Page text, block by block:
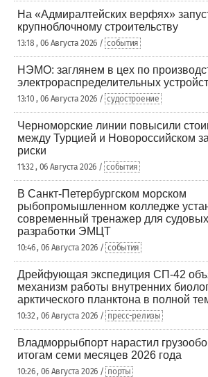
На «Адмиралтейских верфях»
крупноблочному строительству
13:18 , 06 Августа 2026 / события
НЭМО: заглянем в цех по
электрораспределительных
13:10 , 06 Августа 2026 / судостроение
Черноморские линии повысили
между Турцией и Новороссийском
риски
11:32 , 06 Августа 2026 / события
В Санкт-Петербургском морском
рыбопромышленном колледже
современный тренажер для
разработки ЭМЦТ
10:46 , 06 Августа 2026 / события
Дрейфующая экспедиция СП-42
механизм работы внутренних
арктического планктона в полной
10:32 , 06 Августа 2026 / пресс-релизы
Владморрыбпорт нарастил
итогам семи месяцев 2026 года
10:26 , 06 Августа 2026 / порты